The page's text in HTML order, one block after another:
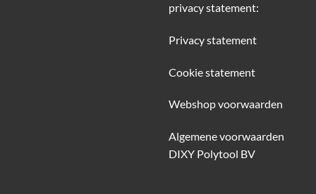
privacy statement:
Privacy statement
Cookie statement
Webshop voorwaarden
Algemene voorwaarden
DIXY Polytool BV